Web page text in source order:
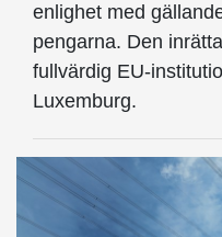
enlighet med
pengarna. Den
fullvärdig EU-
Luxemburg.